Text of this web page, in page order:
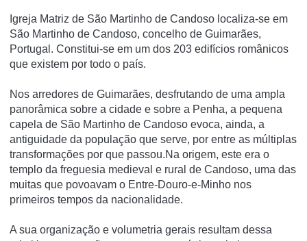
Igreja Matriz de São Martinho de Candoso localiza-se em
São Martinho de Candoso, concelho de Guimarães,
Portugal. Constitui-se em um dos 203 edifí­cios românicos
que existem por todo o paí­s.
Nos arredores de Guimarães, desfrutando de uma ampla
panorâmica sobre a cidade e sobre a Penha, a pequena
capela de São Martinho de Candoso evoca, ainda, a
antiguidade da população que serve, por entre as múltiplas
transformações por que passou.Na origem, este era o
templo da freguesia medieval e rural de Candoso, uma das
muitas que povoavam o Entre-Douro-e-Minho nos
primeiros tempos da nacionalidade.
A sua organização e volumetria gerais resultam dessa